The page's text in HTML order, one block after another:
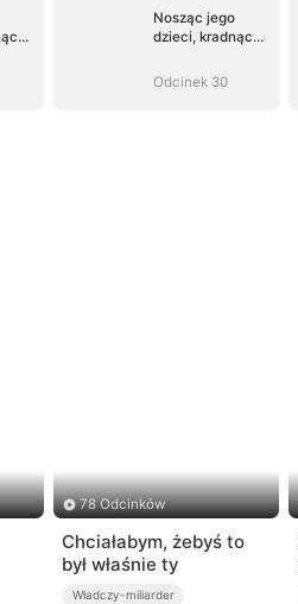
Nosząc jego
dzieci, kradnąc
Odcinek 30
78 Odcinków
Chciałabym, żebyś to
był właśnie ty
Władczy-miliarder